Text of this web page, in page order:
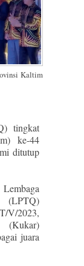
Kaltim
tingkat
ke-44
ditutup
(LPTQ)
V/2023,
(Kukar)
juara